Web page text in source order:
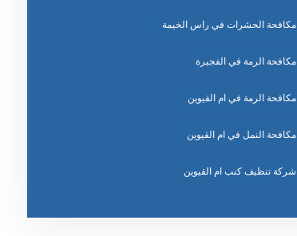
مكافحة الحشرات في راس الخيمة
مكافحة الرمة في الفجيرة
مكافحة الرمة في ام القيوين
مكافحة النمل في ام القيوين